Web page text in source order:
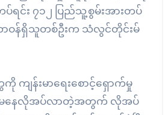
ရင်း ၇၁၂ ပြည်သူ့စွမ်းအားတပ်
တာဝန်ရှိသူတစ်ဦးက သံလွင်တိုင်းမ်
ကျန်းမာရေးစောင့်ရှောက်မှု
စ်မနေလိုအပ်လာတဲ့အတွက် လိုအပ်